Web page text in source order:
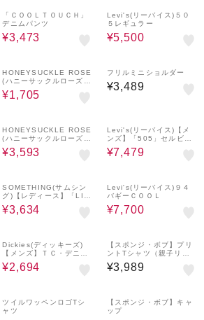
「ＣＯＯＬＴＯＵＣＨ」
デニムパンツ
¥3,473
Levi's(リーバイス)５０
５レギュラー
¥5,500
HONEYSUCKLE ROSE
(ハニーサックルローズ)
【レディース】フリルブ
ラウス
¥1,705
フリルミニショルダー
¥3,489
HONEYSUCKLE ROSE
(ハニーサックルローズ)
【そよラク】ハーフスリ
ーブジャケット
¥3,593
Levi's(リーバイス)【メ
ンズ】「505」セルビッ
ジデニムパンツ ストレー
ト
¥7,479
SOMETHING(サムシン
グ)【レディース】「LIS
A」ワイドパンツ
¥3,634
Levi's(リーバイス)９４
バギーＣＯＯＬ
¥7,700
Dickies(ディッキーズ)
【メンズ】ＴＣ・デニム
ショーツ
¥2,694
【スポンジ・ボブ】プリ
ントTシャツ（親子リン
ク）
¥3,989
ツイルワッペンロゴTシ
ャツ
【スポンジ・ボブ】キャ
ップ